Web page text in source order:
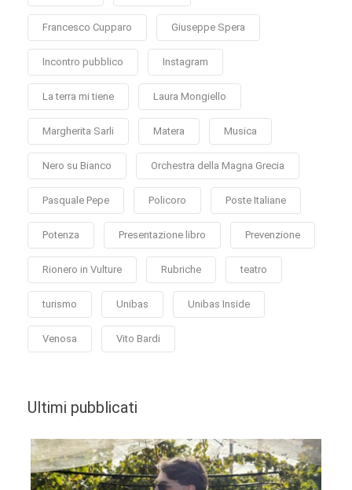
Francesco Cupparo Giuseppe Spera
Incontro pubblico Instagram
La terra mi tiene Laura Mongiello
Margherita Sarli Matera Musica
Nero su Bianco Orchestra della Magna Grecia
Pasquale Pepe Policoro Poste Italiane
Potenza Presentazione libro Prevenzione
Rionero in Vulture Rubriche teatro
turismo Unibas Unibas Inside
Venosa Vito Bardi
Ultimi pubblicati